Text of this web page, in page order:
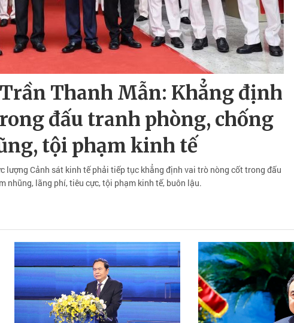
Thanh Mẫn: Khẳng định
đấu tranh phòng, chống
tội phạm kinh tế
lượng Cảnh sát kinh tế phải tiếp tục khẳng định vai trò nòng cốt trong đấu
nhũng, lãng phí, tiêu cực, tội phạm kinh tế, buôn lậu.